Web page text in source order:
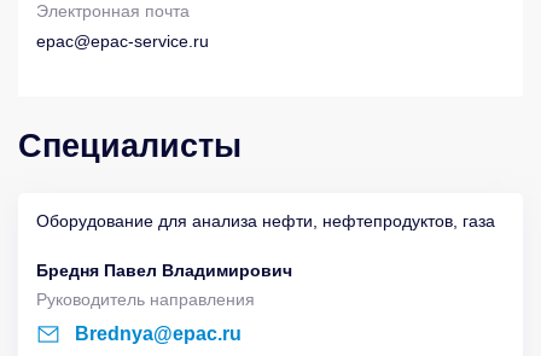
Электронная почта
epac@epac-service.ru
Специалисты
Оборудование для анализа нефти, нефтепродуктов, газа
Бредня Павел Владимирович
Руководитель направления
Brednya@epac.ru